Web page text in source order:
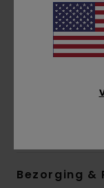
Halslijn:
Mouwen:
Sluiting:
Branding:
Bezorging &